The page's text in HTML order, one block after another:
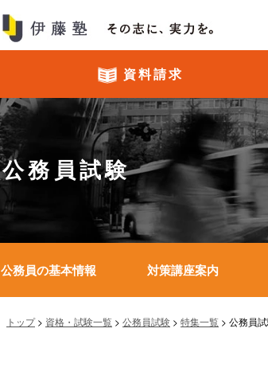
資料請求
公務員試験
公務員の基本情報 対策講座案内
トップ> 資格・試験一覧 > 公務員試験 > 特集一覧 > 公務員